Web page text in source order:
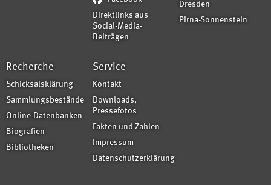
Direktlinks aus
Social-Media-
Beiträgen
Dresden
Pirna-Sonnenstein
Recherche
Schicksalsklärung
Sammlungsbestände
Online-Datenbanken
Biografien
Bibliotheken
Service
Kontakt
Downloads,
Pressefotos
Fakten und Zahlen
Impressum
Datenschutzerklärung